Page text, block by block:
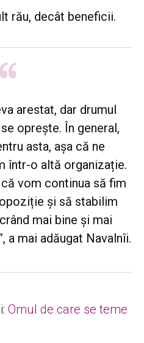
rău, decât beneficii.
arestat, dar drumul
oprește. În general,
asta, așa că ne
într-o altă organizație.
vom continua să fim
și să stabilim
mai bine și mai
a mai adăugat Navalnîi.
Omul de care se teme